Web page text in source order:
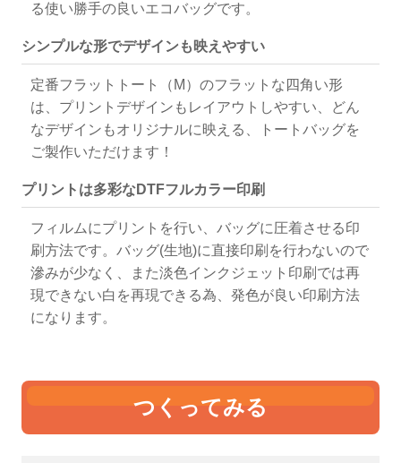
る使い勝手の良いエコバッグです。
シンプルな形でデザインも映えやすい
定番フラットトート（M）のフラットな四角い形
は、プリントデザインもレイアウトしやすい、どん
なデザインもオリジナルに映える、トートバッグを
ご製作いただけます！
プリントは多彩なDTFフルカラー印刷
フィルムにプリントを行い、バッグに圧着させる印
刷方法です。バッグ(生地)に直接印刷を行わないので
滲みが少なく、また淡色インクジェット印刷では再
現できない白を再現できる為、発色が良い印刷方法
になります。
つくってみる